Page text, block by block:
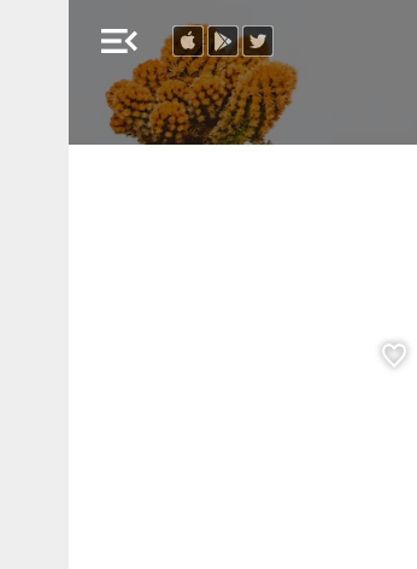
menu_open